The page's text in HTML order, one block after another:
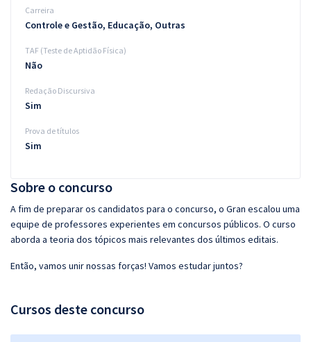
Sobre o concurso
A fim de preparar os candidatos para o concurso, o Gran escalou uma
equipe de professores experientes em concursos públicos. O curso
aborda a teoria dos tópicos mais relevantes dos últimos editais.
Então, vamos unir nossas forças! Vamos estudar juntos?
Cursos deste concurso
Carreira
Controle e Gestão, Educação, Outras
TAF (Teste de Aptidão Física)
Não
Redação Discursiva
Sim
Prova de títulos
Sim